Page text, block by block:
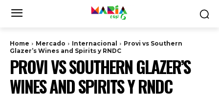
Home Mercado Internacional
Provi vs Southern
Glazer’s Wines and Spirits y RNDC
PROVI VS SOUTHERN GLAZER’S
WINES AND SPIRITS Y RNDC